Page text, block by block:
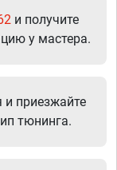
и получите
у мастера.
приезжайте
тюнинга.